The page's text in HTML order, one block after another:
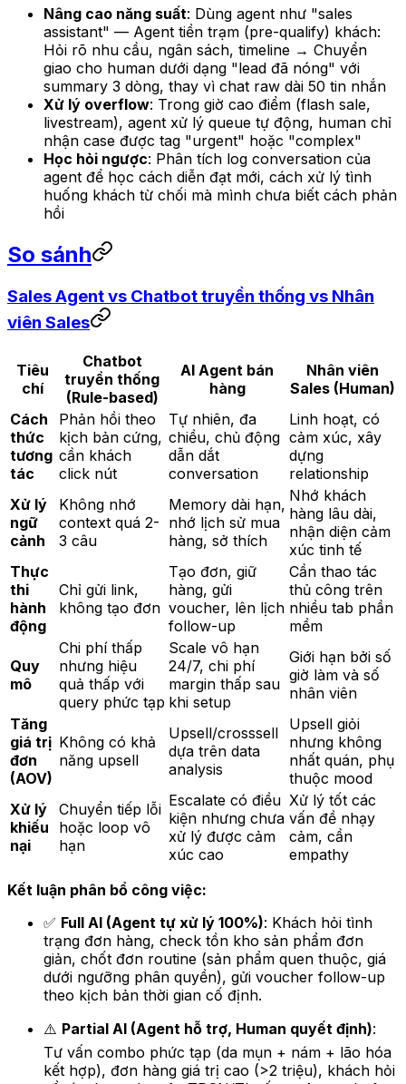
Nâng cao năng suất: Dùng agent như "sales
assistant" — Agent tiền trạm (pre-qualify) khách:
Hỏi rõ nhu cầu, ngân sách, timeline → Chuyển
giao cho human dưới dạng "lead đã nóng" với
summary 3 dòng, thay vì chat raw dài 50 tin nhắn
Xử lý overflow: Trong giờ cao điểm (flash sale,
livestream), agent xử lý queue tự động, human chỉ
nhận case được tag "urgent" hoặc "complex"
Học hỏi ngược: Phân tích log conversation của
agent để học cách diễn đạt mới, cách xử lý tình
huống khách từ chối mà mình chưa biết cách phản
hồi
So sánh
Sales Agent vs Chatbot truyền thống vs Nhân
viên Sales
Tiêu
chí
Chatbot
truyền thống
(Rule-based)
AI Agent bán
hàng
Nhân viên
Sales (Human)
Cách
thức
tương
tác
Phản hồi theo
kịch bản cứng,
cần khách
click nút
Tự nhiên, đa
chiều, chủ động
dẫn dắt
conversation
Linh hoạt, có
cảm xúc, xây
dựng
relationship
Xử lý
ngữ
cảnh
Không nhớ
context quá 2-
3 câu
Memory dài hạn,
nhớ lịch sử mua
hàng, sở thích
Nhớ khách
hàng lâu dài,
nhận diện cảm
xúc tinh tế
Thực
thi
hành
động
Chỉ gửi link,
không tạo đơn
Tạo đơn, giữ
hàng, gửi
voucher, lên lịch
follow-up
Cần thao tác
thủ công trên
nhiều tab phần
mềm
Quy
mô
Chi phí thấp
nhưng hiệu
quả thấp với
query phức tạp
Scale vô hạn
24/7, chi phí
margin thấp sau
khi setup
Giới hạn bởi số
giờ làm và số
nhân viên
Tăng
giá trị
đơn
(AOV)
Không có khả
năng upsell
Upsell/crosssell
dựa trên data
analysis
Upsell giỏi
nhưng không
nhất quán, phụ
thuộc mood
Xử lý
khiếu
nại
Chuyển tiếp lỗi
hoặc loop vô
hạn
Escalate có điều
kiện nhưng chưa
xử lý được cảm
xúc cao
Xử lý tốt các
vấn đề nhạy
cảm, cần
empathy
Kết luận phân bổ công việc:
✅ Full AI (Agent tự xử lý 100%): Khách hỏi tình
trạng đơn hàng, check tồn kho sản phẩm đơn
giản, chốt đơn routine (sản phẩm quen thuộc, giá
dưới ngưỡng phân quyền), gửi voucher follow-up
theo kịch bản thời gian cố định.
⚠️ Partial AI (Agent hỗ trợ, Human quyết định):
Tư vấn combo phức tạp (da mụn + nám + lão hóa
kết hợp), đơn hàng giá trị cao (>2 triệu), khách hỏi